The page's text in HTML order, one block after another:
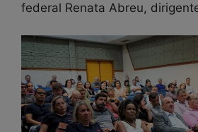
federal Renata Abreu,